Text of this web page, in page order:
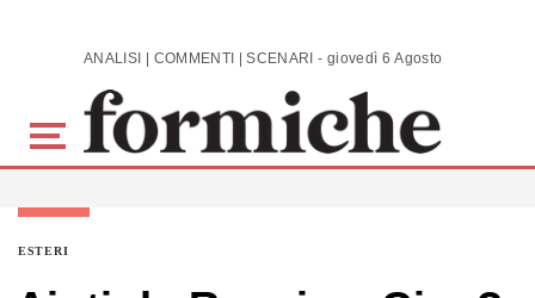
Skip to main content ANALISI | COMMENTI | SCENARI - giovedì 6 Agosto 2026
ESTERI